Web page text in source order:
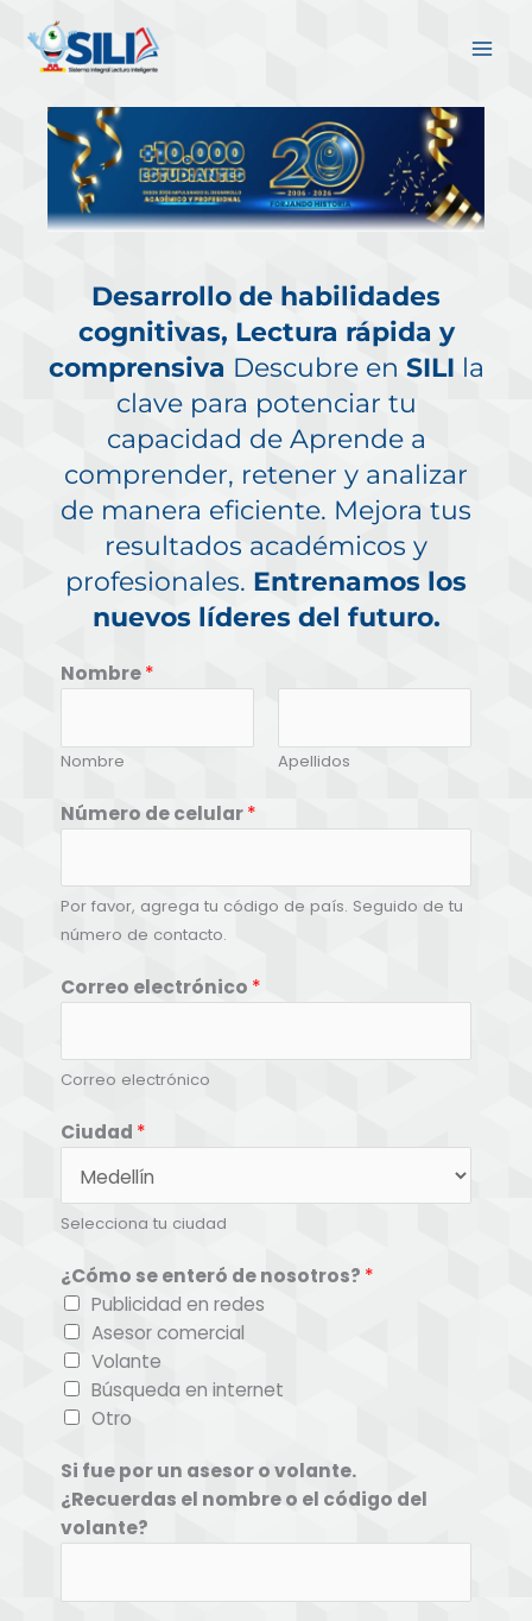
contenido
Desarrollo de habilidades
cognitivas, Lectura rápida y
comprensiva Descubre en SILI la
clave para potenciar tu
capacidad de Aprende a
comprender, retener y analizar
de manera eficiente. Mejora tus
resultados académicos y
profesionales. Entrenamos los
nuevos líderes del futuro.
Nombre*
Nombre Apellidos
Número de celular*
Por favor, agrega tu código de país. Seguido de tu
número de contacto.
Correo electrónico *
Correo electrónico
Ciudad *
Selecciona tu ciudad
¿Cómo se enteró de nosotros? *
Publicidad en redes
Asesor comercial
Volante
Búsqueda en internet
Otro
Si fue por un asesor o volante.
¿Recuerdas el nombre o el código del
volante?